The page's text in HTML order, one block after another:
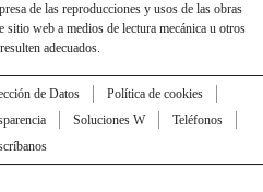
de las reproducciones y usos de las obras
sitio web a medios de lectura mecánica u otros
adecuados.
de Datos
Política de cookies
Soluciones W
Teléfonos